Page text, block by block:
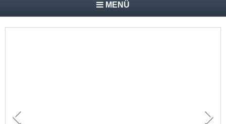
MENÜ